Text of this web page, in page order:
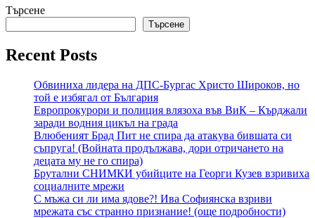
Търсене
Търсене
Recent Posts
Обвиниха лидера на ДПС-Бургас Христо Широков, но
той е избягал от България
Европрокурори и полиция влязоха във ВиК – Кърджали
заради водния цикъл на града
Влюбеният Брад Пит не спира да атакува бившата си
съпруга! (Войната продължава, дори отричането на
децата му не го спира)
Брутални СНИМКИ убийците на Георги Кузев взривиха
социалните мрежи
С мъжа си ли има ядове?! Ива Софиянска взриви
мрежата със странно признание! (още подробности)